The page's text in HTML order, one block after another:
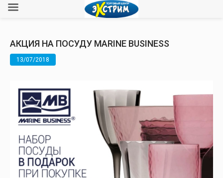
АКЦИЯ НА ПОСУДУ MARINE BUSINESS
13/07/2018